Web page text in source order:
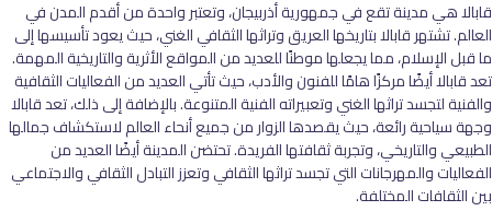
قابالا هي مدينة تقع في جمهورية أذربيجان، وتعتبر واحدة من أقدم المدن في
العالم. تشتهر قابالا بتاريخها العريق وتراثها الثقافي الغني، حيث يعود تأسيسها إلى
ما قبل الإسلام، مما يجعلها موطنًا للعديد من المواقع الأثرية والتاريخية المهمة.
تعد قابالا أيضًا مركزًا هامًا للفنون والأدب، حيث تأتي العديد من الفعاليات الثقافية
والفنية لتجسد تراثها الغني وتعبيراته الفنية المتنوعة. بالإضافة إلى ذلك، تعد قابالا
وجهة سياحية رائعة، حيث يقصدها الزوار من جميع أنحاء العالم لاستكشاف جمالها
الطبيعي والتاريخي، وتجربة ثقافتها الفريدة. تحتضن المدينة أيضًا العديد من
الفعاليات والمهرجانات التي تجسد تراثها الثقافي وتعزز التبادل الثقافي والاجتماعي
بين الثقافات المختلفة.